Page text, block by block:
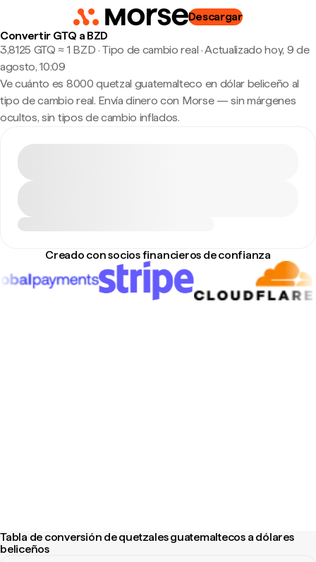
Descargar
Convertir GTQ a BZD
3,8125 GTQ ≈ 1 BZD · Tipo de cambio real ·Actualizado hoy, 9 de
agosto, 10:09
Ve cuánto es 8000 quetzal guatemalteco en dólar beliceño al
tipo de cambio real. Envía dinero con Morse — sin márgenes
ocultos, sin tipos de cambio inflados.
Creado con socios financieros de confianza
Tabla de conversión de quetzales guatemaltecos a dólares
beliceños